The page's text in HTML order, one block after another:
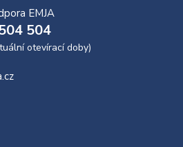
EMJA
504
otevírací doby)